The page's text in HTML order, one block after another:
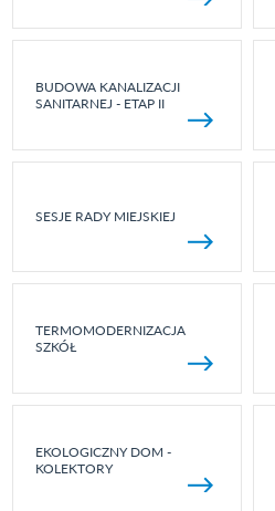
BUDOWA KANALIZACJI
SANITARNEJ - ETAP II
SESJE RADY MIEJSKIEJ
TERMOMODERNIZACJA
SZKÓŁ
EKOLOGICZNY DOM -
KOLEKTORY